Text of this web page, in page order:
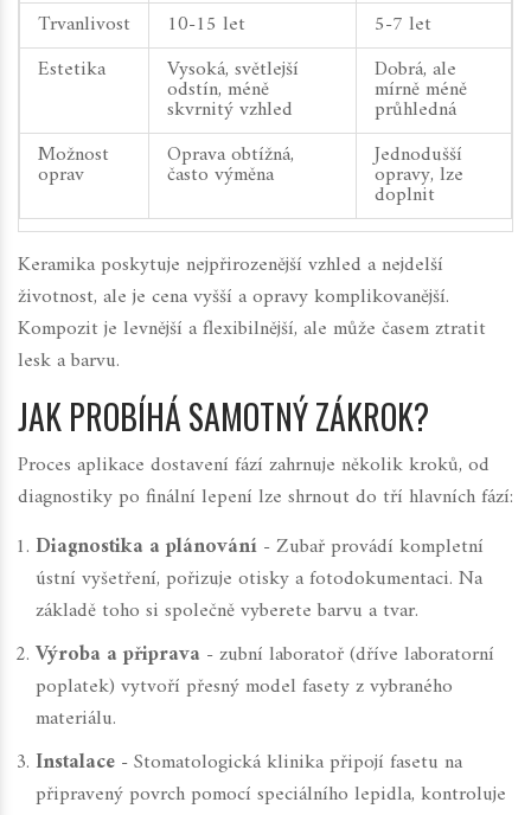
Trvanlivost
10-15 let
5-7 let
Estetika
Vysoká, světlejší
odstín, méně
skvrnitý vzhled
Dobrá, ale
mírně méně
průhledná
Možnost
oprav
Oprava obtížná,
často výměna
Jednodušší
opravy, lze
doplnit
Keramika poskytuje nejpřirozenější vzhled a nejdelší
životnost, ale je cena vyšší a opravy komplikovanější.
Kompozit je levnější a flexibilnější, ale může časem ztratit
lesk a barvu.
JAK PROBÍHÁ SAMOTNÝ ZÁKROK?
Proces aplikace dostavení fází zahrnuje několik kroků, od
diagnostiky po finální lepení lze shrnout do tří hlavních fází:
Diagnostika a plánování -Zubařprovádí kompletní
ústní vyšetření, pořizuje otisky a fotodokumentaci. Na
základě toho si společně vyberete barvu a tvar.
Výroba a připrava - zubní laboratoř (dříve laboratorní
poplatek) vytvoří přesný model fasety z vybraného
materiálu.
Instalace -Stomatologická klinikapřipojí fasetu na
připravený povrch pomocí speciálního lepidla, kontroluje